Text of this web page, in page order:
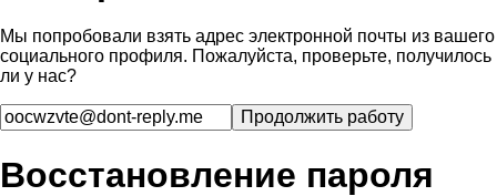
Мы попробовали взять адрес электронной почты из вашего
социального профиля. Пожалуйста, проверьте, получилось
ли у нас?
Восстановление пароля